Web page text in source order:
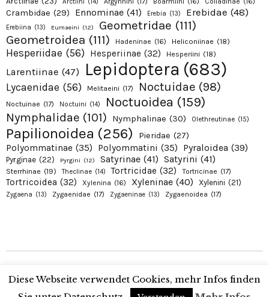
Arctiini (14)
Crambidae (29) Ennominae (41) Erebia (13) Erebidae (48)
Erebiina (13) Eumaeini (12) Geometridae (111)
Geometroidea (111) Hadeninae (16) Heliconiinae (18)
Hesperiidae (56) Hesperiinae (32) Hesperiini (18)
Larentiinae (47) Lepidoptera (683)
Lycaenidae (56) Melitaeini (17) Noctuidae (98)
Noctuinae (17) Noctuini (14) Noctuoidea (159)
Nymphalidae (101) Nymphalinae (30) Olethreutinae (15)
Papilionoidea (256) Pieridae (27)
Polyommatinae (35) Polyommatini (35) Pyraloidea (39)
Pyrginae (22) Pyrgini (12) Satyrinae (41) Satyrini (41)
Sterrhinae (19) Theclinae (14) Tortricidae (32) Tortricinae (17)
Tortricoidea (32) Xylenina (16) Xyleninae (40) Xylenini (21)
Zygaena (13) Zygaenidae (17) Zygaeninae (13) Zygaenoidea (17)
Copyright © 2026 Alexanders Schmetterlinge. Proudly presented by Alexander
Ohr
Diese Webseite verwendet Cookies, mehr Infos finden